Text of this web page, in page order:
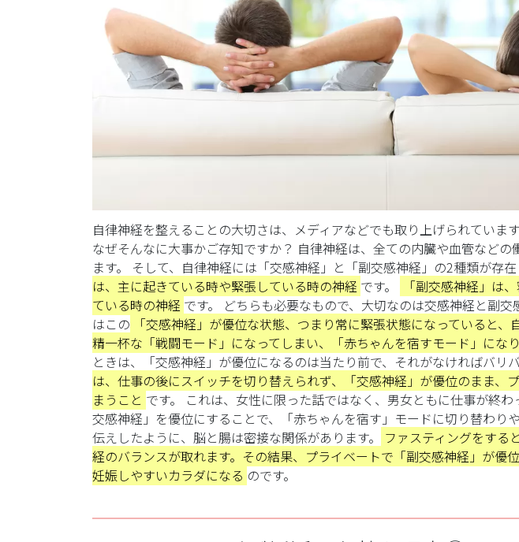
自律神経を整えることの大切さは、メディアなどでも取り上げられていま
なぜそんなに大事かご存知ですか？ 自律神経は、全ての内臓や血管などの
ます。
そして、自律神経には「交感神経」と「副交感神経」の2種類が存在
は、主に起きている時や緊張している時の神経 です。
「副交感神経」は
ている時の神経 です。 どちらも必要なもので、大切なのは交感神経と副交
はこの 「交感神経」が優位な状態、つまり常に緊張状態になっていると、
精一杯な「戦闘モード」になってしまい、「赤ちゃんを宿すモード」にな
ときは、「交感神経」が優位になるのは当たり前で、それがなければバリ
は、仕事の後にスイッチを切り替えられず、「交感神経」が優位のまま、
まうこと です。
これは、女性に限った話ではなく、男女ともに仕事が終
交感神経」を優位にすることで、「赤ちゃんを宿す」モードに切り替わりや
伝えしたように、脳と腸は密接な関係があります。
ファスティングをする
経のバランスが取れます。その結果、プライベートで「副交感神経」が優
妊娠しやすいカラダになる のです。